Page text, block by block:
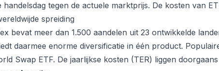
handelsdag tegen de actuele marktprijs. De kosten van
spreiding
bevat meer dan 1.500 aandelen uit 23 ontwikkelde
daarmee enorme diversificatie in één product.
Swap ETF. De jaarlijkse kosten (TER) liggen